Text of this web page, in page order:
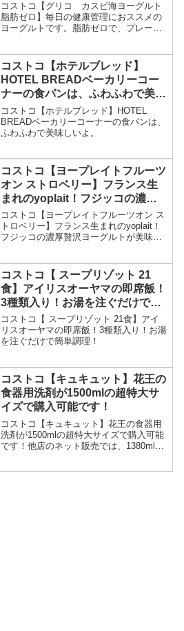
コストコ【グリコ カスピ海ヨーグルト
脂肪ゼロ】毎日の健康管理におススメの
ヨーグルトです。脂肪ゼロで、プレーン
コストコ【ホテルブレッド】
HOTEL BREADベーカリーコー
ナーの食パンは、ふわふわで美味
しいよ。
コストコ【ホテルブレッド】HOTEL
BREADベーカリーコーナーの食パンは、
ふわふわで美味しいよ。
コストコ【ヨープレイトフルーツ
オン ストロベリー】フランス生
まれのyoplait！フジッコの濃厚
贅沢ヨーグルトが美味しすぎ！
コストコ【ヨープレイトフルーツオン ス
トロベリー】フランス生まれのyoplait！
フジッコの濃厚贅沢ヨーグルトが美味し
コストコ【 スープリゾット 21
食】アイリスオーヤマの即席飯！
3種類入り！お湯を注ぐだけで簡
単調理！
コストコ【 スープリゾット 21食】アイ
リスオーヤマの即席飯！3種類入り！お湯
を注ぐだけで簡単調理！
コストコ【キュキュット】花王の
食器用洗剤が1500mlの超特大サ
イズで購入可能です！
コストコ【キュキュット】花王の食器用
洗剤が1500mlの超特大サイズで購入可能
です！他店のネット販売では、1380ml入